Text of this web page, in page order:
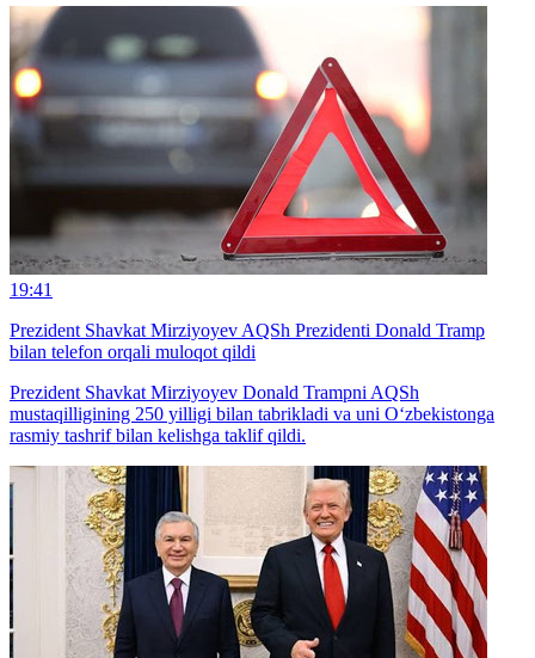
19:41
Prezident Shavkat Mirziyoyev AQSh Prezidenti Donald Tramp
bilan telefon orqali muloqot qildi
Prezident Shavkat Mirziyoyev Donald Trampni AQSh
mustaqilligining 250 yilligi bilan tabrikladi va uni O‘zbekistonga
rasmiy tashrif bilan kelishga taklif qildi.